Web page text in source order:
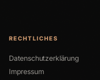
RECHTLICHES
Datenschutzerklärung
Impressum